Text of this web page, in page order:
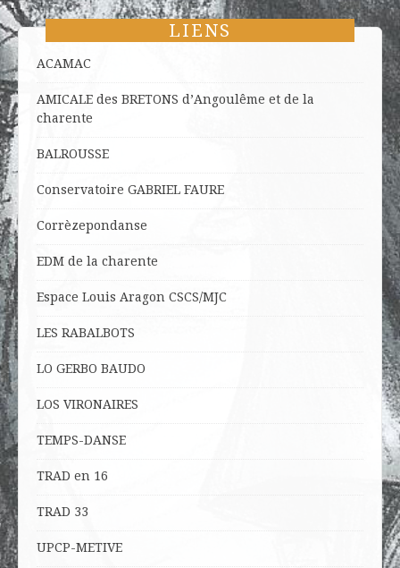
LIENS
ACAMAC
AMICALE des BRETONS d’Angoulême et de la
charente
BALROUSSE
Conservatoire GABRIEL FAURE
Corrèzepondanse
EDM de la charente
Espace Louis Aragon CSCS/MJC
LES RABALBOTS
LO GERBO BAUDO
LOS VIRONAIRES
TEMPS-DANSE
TRAD en 16
TRAD 33
UPCP-METIVE